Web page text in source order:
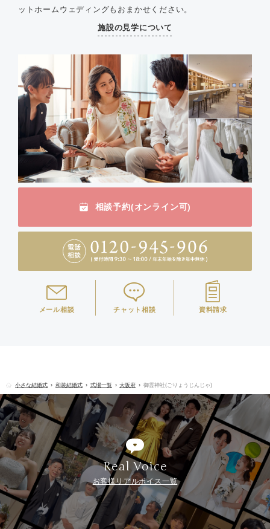
ットホームウェディングもおまかせください。
施設の見学について
相談予約(オンライン可)
メール相談 チャット相談 資料請求
小さな結婚式 和装結婚式 式場一覧 大阪府 御霊神社(ごりょうじんじゃ)
Real Voice
お客様リアルボイス一覧